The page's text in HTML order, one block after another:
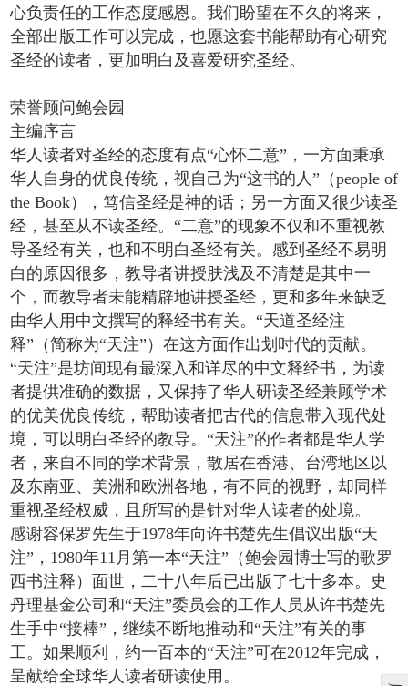
心负责任的工作态度感恩。我们盼望在不久的将来，
全部出版工作可以完成，也愿这套书能帮助有心研究
圣经的读者，更加明白及喜爱研究圣经。
荣誉顾问鲍会园
主编序言
华人读者对圣经的态度有点“心怀二意”，一方面秉承
华人自身的优良传统，视自己为“这书的人”（people of
the Book），笃信圣经是神的话；另一方面又很少读圣
经，甚至从不读圣经。“二意”的现象不仅和不重视教
导圣经有关，也和不明白圣经有关。感到圣经不易明
白的原因很多，教导者讲授肤浅及不清楚是其中一
个，而教导者未能精辟地讲授圣经，更和多年来缺乏
由华人用中文撰写的释经书有关。“天道圣经注
释”（简称为“天注”）在这方面作出划时代的贡献。
“天注”是坊间现有最深入和详尽的中文释经书，为读
者提供准确的数据，又保持了华人研读圣经兼顾学术
的优美优良传统，帮助读者把古代的信息带入现代处
境，可以明白圣经的教导。“天注”的作者都是华人学
者，来自不同的学术背景，散居在香港、台湾地区以
及东南亚、美洲和欧洲各地，有不同的视野，却同样
重视圣经权威，且所写的是针对华人读者的处境。
感谢容保罗先生于1978年向许书楚先生倡议出版“天
注”，1980年11月第一本“天注”（鲍会园博士写的歌罗
西书注释）面世，二十八年后已出版了七十多本。史
丹理基金公司和“天注”委员会的工作人员从许书楚先
生手中“接棒”，继续不断地推动和“天注”有关的事
工。如果顺利，约一百本的“天注”可在2012年完成，
呈献给全球华人读者研读使用。